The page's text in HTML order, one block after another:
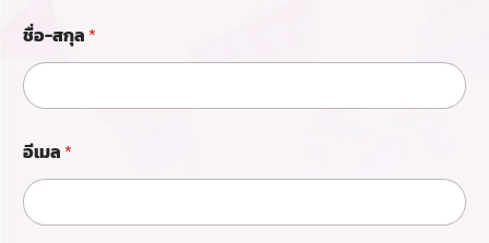
า
น
ต้
อ
ง
า
ทำ
นั
ชื่อ-สกุล *
อีเมล *